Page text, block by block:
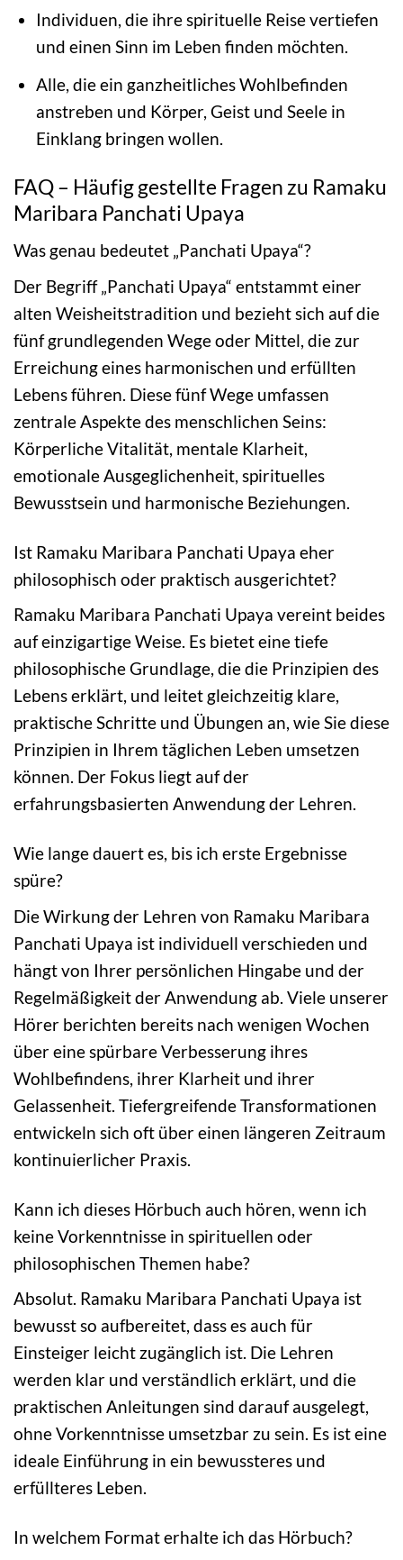
Individuen, die ihre spirituelle Reise vertiefen
und einen Sinn im Leben finden möchten.
Alle, die ein ganzheitliches Wohlbefinden
anstreben und Körper, Geist und Seele in
Einklang bringen wollen.
FAQ – Häufig gestellte Fragen zu Ramaku
Maribara Panchati Upaya
Was genau bedeutet „Panchati Upaya“?
Der Begriff „Panchati Upaya“ entstammt einer
alten Weisheitstradition und bezieht sich auf die
fünf grundlegenden Wege oder Mittel, die zur
Erreichung eines harmonischen und erfüllten
Lebens führen. Diese fünf Wege umfassen
zentrale Aspekte des menschlichen Seins:
Körperliche Vitalität, mentale Klarheit,
emotionale Ausgeglichenheit, spirituelles
Bewusstsein und harmonische Beziehungen.
Ist Ramaku Maribara Panchati Upaya eher
philosophisch oder praktisch ausgerichtet?
Ramaku Maribara Panchati Upaya vereint beides
auf einzigartige Weise. Es bietet eine tiefe
philosophische Grundlage, die die Prinzipien des
Lebens erklärt, und leitet gleichzeitig klare,
praktische Schritte und Übungen an, wie Sie diese
Prinzipien in Ihrem täglichen Leben umsetzen
können. Der Fokus liegt auf der
erfahrungsbasierten Anwendung der Lehren.
Wie lange dauert es, bis ich erste Ergebnisse
spüre?
Die Wirkung der Lehren von Ramaku Maribara
Panchati Upaya ist individuell verschieden und
hängt von Ihrer persönlichen Hingabe und der
Regelmäßigkeit der Anwendung ab. Viele unserer
Hörer berichten bereits nach wenigen Wochen
über eine spürbare Verbesserung ihres
Wohlbefindens, ihrer Klarheit und ihrer
Gelassenheit. Tiefergreifende Transformationen
entwickeln sich oft über einen längeren Zeitraum
kontinuierlicher Praxis.
Kann ich dieses Hörbuch auch hören, wenn ich
keine Vorkenntnisse in spirituellen oder
philosophischen Themen habe?
Absolut. Ramaku Maribara Panchati Upaya ist
bewusst so aufbereitet, dass es auch für
Einsteiger leicht zugänglich ist. Die Lehren
werden klar und verständlich erklärt, und die
praktischen Anleitungen sind darauf ausgelegt,
ohne Vorkenntnisse umsetzbar zu sein. Es ist eine
ideale Einführung in ein bewussteres und
erfüllteres Leben.
In welchem Format erhalte ich das Hörbuch?